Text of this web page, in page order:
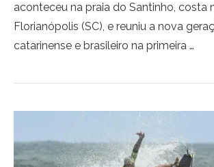
aconteceu na praia do Santinho, costa
Florianópolis (SC), e reuniu a nova
catarinense e brasileiro na primeira …